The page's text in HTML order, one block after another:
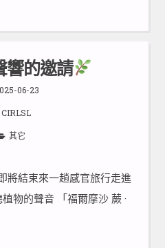
響的邀請
06-23
CIRLSL
其它
將結束來一趟感官旅行走進
物的聲音 「福爾摩沙 蕨 ·